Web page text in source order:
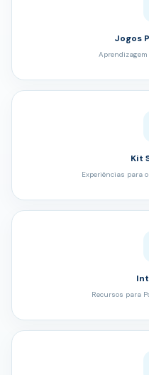
Jogos
Kit
Experiências para
Recursos para